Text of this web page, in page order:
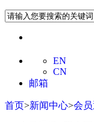
EN
CN
邮箱
首页>新闻中心>会